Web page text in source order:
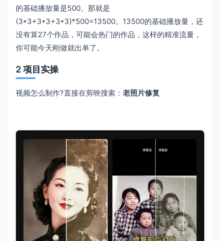
的基础播放量是500。那就是
(3*3+3*3+3*3)*500=13500。13500的基础播放量，还
没有算27个作品，可能会热门的作品，这样的精准流量，
你可能今天刚做就出单了。
2 项目实操
视频怎么制作?直接在剪映搜索： 老照片修复